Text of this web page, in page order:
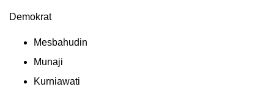
Demokrat
Mesbahudin
Munaji
Kurniawati